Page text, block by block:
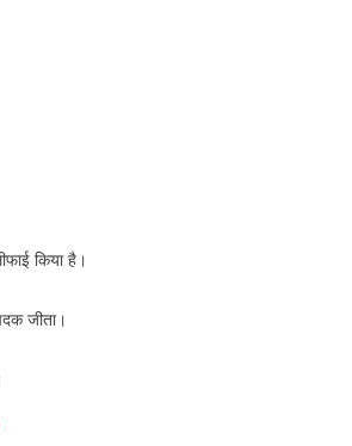
किया है।
जीता।